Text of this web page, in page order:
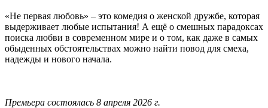
«Не первая любовь» – это комедия о женской дружбе, которая
выдерживает любые испытания! А ещё о смешных парадоксах
поиска любви в современном мире и о том, как даже в самых
обыденных обстоятельствах можно найти повод для смеха,
надежды и нового начала.
­Премьера состоялась 8 апреля 2026 г.